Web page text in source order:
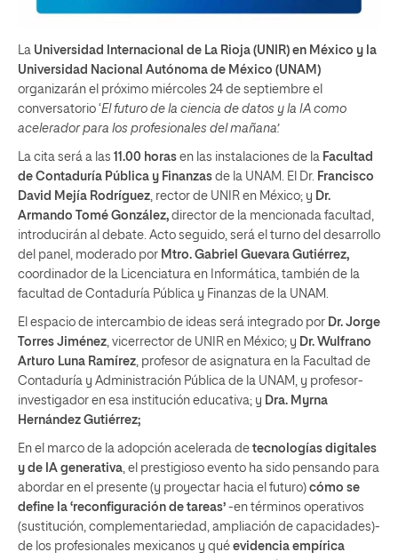
La Universidad Internacional de La Rioja (UNIR) en México y la
Universidad Nacional Autónoma de México (UNAM)
organizarán el próximo miércoles 24 de septiembre el
conversatorio ‘El futuro de la ciencia de datos y la IA como
acelerador para los profesionales del mañana’.
La cita será a las 11.00 horas en las instalaciones de la Facultad
de Contaduría Pública y Finanzas de la UNAM. El Dr. Francisco
David Mejía Rodríguez , rector de UNIR en México; y Dr.
Armando Tomé González, director de la mencionada facultad,
introducirán al debate. Acto seguido, será el turno del desarrollo
del panel, moderado por Mtro. Gabriel Guevara Gutiérrez,
coordinador de la Licenciatura en Informática, también de la
facultad de Contaduría Pública y Finanzas de la UNAM.
El espacio de intercambio de ideas será integrado por Dr. Jorge
Torres Jiménez , vicerrector de UNIR en México; y Dr. Wulfrano
Arturo Luna Ramírez , profesor de asignatura en la Facultad de
Contaduría y Administración Pública de la UNAM, y profesor-
investigador en esa institución educativa; y Dra. Myrna
Hernández Gutiérrez;
En el marco de la adopción acelerada de tecnologías digitales
y de IA generativa , el prestigioso evento ha sido pensando para
abordar en el presente (y proyectar hacia el futuro) cómo se
define la ‘reconfiguración de tareas’ -en términos operativos
(sustitución, complementariedad, ampliación de capacidades)-
de los profesionales mexicanos y qué evidencia empírica